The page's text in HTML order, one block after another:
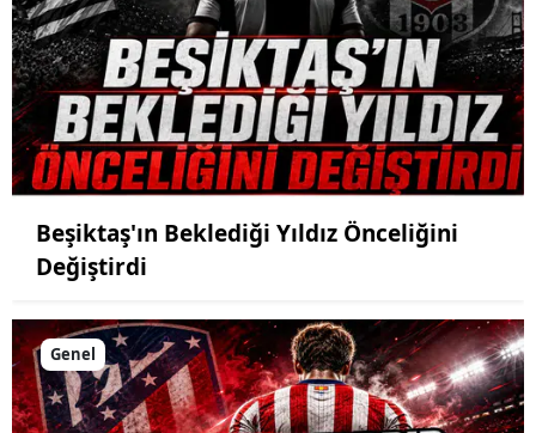
Beşiktaş'ın Beklediği Yıldız Önceliğini
Değiştirdi
Genel